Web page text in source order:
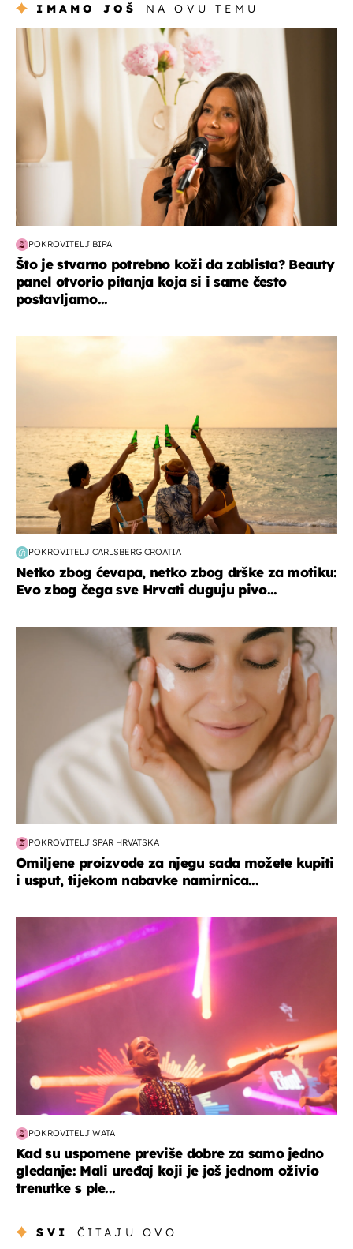
IMAMO JOŠ NA OVU TEMU
moda & ljepota
POKROVITELJ BIPA
Što je stvarno potrebno koži da zablista? Beauty
panel otvorio pitanja koja si i same često
postavljamo...
POKROVITELJ CARLSBERG CROATIA
Netko zbog ćevapa, netko zbog drške za motiku:
Evo zbog čega sve Hrvati duguju pivo...
moda & ljepota
POKROVITELJ SPAR HRVATSKA
Omiljene proizvode za njegu sada možete kupiti
i usput, tijekom nabavke namirnica...
POKROVITELJ WATA
Kad su uspomene previše dobre za samo jedno
gledanje: Mali uređaj koji je još jednom oživio
trenutke s ple...
SVI ČITAJU OVO